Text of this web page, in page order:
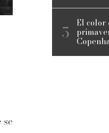
El color